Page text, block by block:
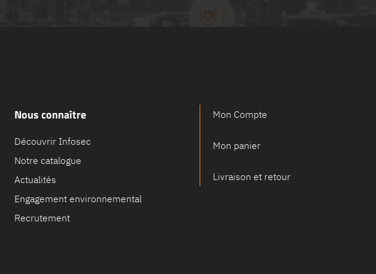
Nous connaître
Découvrir Infosec
Notre catalogue
Actualités
Engagement environnemental
Recrutement
Mon Compte
Mon panier
Livraison et retour